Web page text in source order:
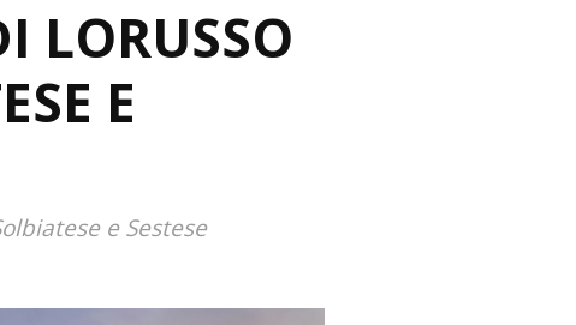
LORUSSO
E
e Sestese